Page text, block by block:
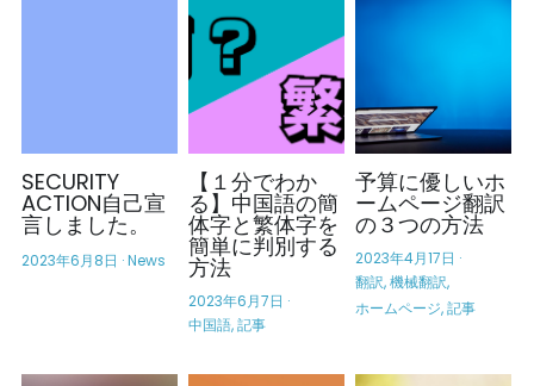
SECURITY
ACTION自己宣
言しました。
2023年6月8日 ·News
【１分でわか
る】中国語の簡
体字と繁体字を
簡単に判別する
方法
2023年6月7日 ·
中国語,記事
予算に優しいホ
ームページ翻訳
の３つの方法
2023年4月17日 ·
翻訳,機械翻訳,
ホームページ,記事